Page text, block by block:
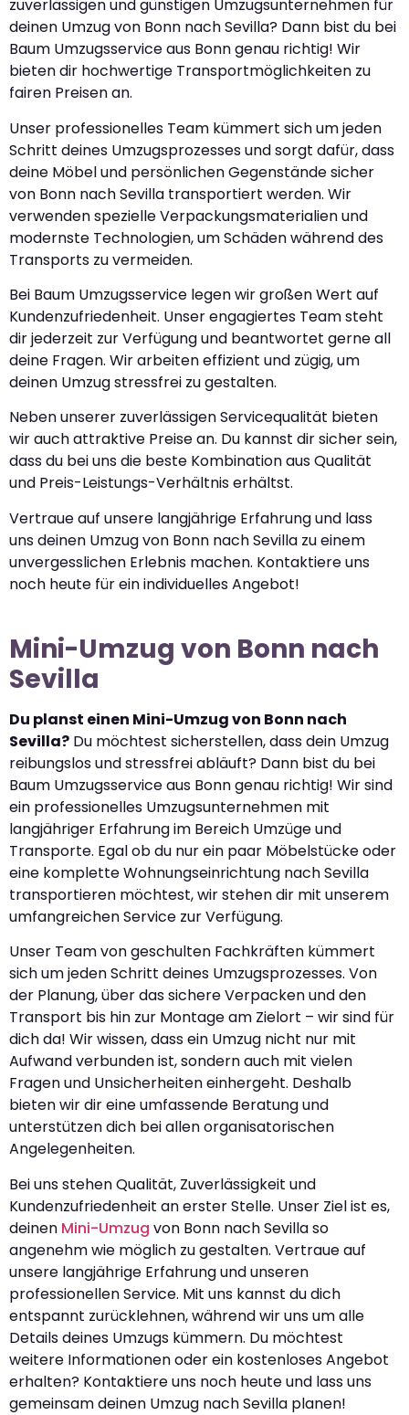
zuverlässigen und günstigen Umzugsunternehmen für
deinen Umzug von Bonn nach Sevilla? Dann bist du bei
Baum Umzugsservice aus Bonn genau richtig! Wir
bieten dir hochwertige Transportmöglichkeiten zu
fairen Preisen an.
Unser professionelles Team kümmert sich um jeden
Schritt deines Umzugsprozesses und sorgt dafür, dass
deine Möbel und persönlichen Gegenstände sicher
von Bonn nach Sevilla transportiert werden. Wir
verwenden spezielle Verpackungsmaterialien und
modernste Technologien, um Schäden während des
Transports zu vermeiden.
Bei Baum Umzugsservice legen wir großen Wert auf
Kundenzufriedenheit. Unser engagiertes Team steht
dir jederzeit zur Verfügung und beantwortet gerne all
deine Fragen. Wir arbeiten effizient und zügig, um
deinen Umzug stressfrei zu gestalten.
Neben unserer zuverlässigen Servicequalität bieten
wir auch attraktive Preise an. Du kannst dir sicher sein,
dass du bei uns die beste Kombination aus Qualität
und Preis-Leistungs-Verhältnis erhältst.
Vertraue auf unsere langjährige Erfahrung und lass
uns deinen Umzug von Bonn nach Sevilla zu einem
unvergesslichen Erlebnis machen. Kontaktiere uns
noch heute für ein individuelles Angebot!
Mini-Umzug von Bonn nach
Sevilla
Du planst einen Mini-Umzug von Bonn nach
Sevilla? Du möchtest sicherstellen, dass dein Umzug
reibungslos und stressfrei abläuft? Dann bist du bei
Baum Umzugsservice aus Bonn genau richtig! Wir sind
ein professionelles Umzugsunternehmen mit
langjähriger Erfahrung im Bereich Umzüge und
Transporte. Egal ob du nur ein paar Möbelstücke oder
eine komplette Wohnungseinrichtung nach Sevilla
transportieren möchtest, wir stehen dir mit unserem
umfangreichen Service zur Verfügung.
Unser Team von geschulten Fachkräften kümmert
sich um jeden Schritt deines Umzugsprozesses. Von
der Planung, über das sichere Verpacken und den
Transport bis hin zur Montage am Zielort – wir sind für
dich da! Wir wissen, dass ein Umzug nicht nur mit
Aufwand verbunden ist, sondern auch mit vielen
Fragen und Unsicherheiten einhergeht. Deshalb
bieten wir dir eine umfassende Beratung und
unterstützen dich bei allen organisatorischen
Angelegenheiten.
Bei uns stehen Qualität, Zuverlässigkeit und
Kundenzufriedenheit an erster Stelle. Unser Ziel ist es,
deinen Mini-Umzug von Bonn nach Sevilla so
angenehm wie möglich zu gestalten. Vertraue auf
unsere langjährige Erfahrung und unseren
professionellen Service. Mit uns kannst du dich
entspannt zurücklehnen, während wir uns um alle
Details deines Umzugs kümmern. Du möchtest
weitere Informationen oder ein kostenloses Angebot
erhalten? Kontaktiere uns noch heute und lass uns
gemeinsam deinen Umzug nach Sevilla planen!